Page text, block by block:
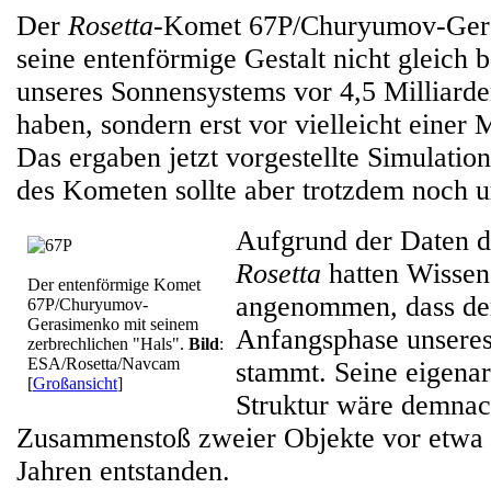
Der Rosetta-Komet 67P/Churyumov-
seine entenförmige Gestalt nicht gleich
unseres Sonnensystems vor 4,5
haben, sondern erst vor vielleicht einer
Das ergaben jetzt vorgestellte
des Kometen sollte aber trotzdem noch
Der entenförmige Komet
67P/Churyumov-
Gerasimenko mit seinem
zerbrechlichen "Hals". Bild:
ESA/Rosetta/Navcam
[Großansicht]
Aufgrund der Daten
Rosetta hatten
angenommen, dass
Anfangsphase
stammt. Seine
Struktur wäre
Zusammenstoß zweier Objekte vor
Jahren entstanden.